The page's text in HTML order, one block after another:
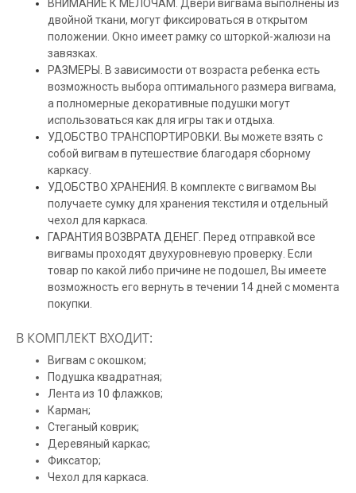
ВНИМАНИЕ К МЕЛОЧАМ. Двери вигвама выполнены из
двойной ткани, могут фиксироваться в открытом
положении. Окно имеет рамку со шторкой-жалюзи на
завязках.
РАЗМЕРЫ. В зависимости от возраста ребенка есть
возможность выбора оптимального размера вигвама,
а полномерные декоративные подушки могут
использоваться как для игры так и отдыха.
УДОБСТВО ТРАНСПОРТИРОВКИ. Вы можете взять с
собой вигвам в путешествие благодаря сборному
каркасу.
УДОБСТВО ХРАНЕНИЯ. В комплекте с вигвамом Вы
получаете сумку для хранения текстиля и отдельный
чехол для каркаса.
ГАРАНТИЯ ВОЗВРАТА ДЕНЕГ. Перед отправкой все
вигвамы проходят двухуровневую проверку. Если
товар по какой либо причине не подошел, Вы имеете
возможность его вернуть в течении 14 дней с момента
покупки.
В КОМПЛЕКТ ВХОДИТ:
Вигвам с окошком;
Подушка квадратная;
Лента из 10 флажков;
Карман;
Стеганый коврик;
Деревяный каркас;
Фиксатор;
Чехол для каркаса.